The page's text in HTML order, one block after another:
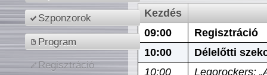
Szponzorok
Program
Regisztráció
Kezdés
09:00
Regisztráció
10:00
Délelőtti
10:00
Legorockers: